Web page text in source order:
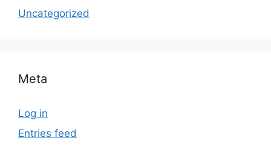
Uncategorized
Meta
Log in
Entries feed